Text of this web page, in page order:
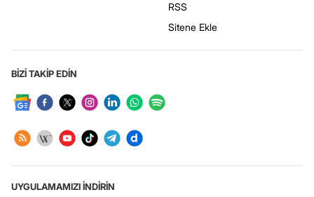
RSS
Sitene Ekle
BİZİ TAKİP EDİN
UYGULAMAMIZI İNDİRİN